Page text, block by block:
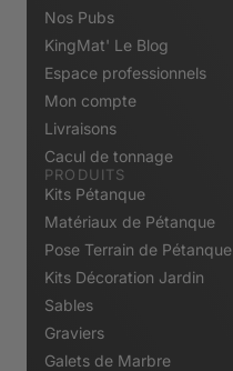
Nos Pubs
KingMat' Le Blog
Espace professionnels
Mon compte
Livraisons
Cacul de tonnage
PRODUITS
Kits Pétanque
Matériaux de Pétanque
Pose Terrain de Pétanque
Kits Décoration Jardin
Sables
Graviers
Galets de Marbre